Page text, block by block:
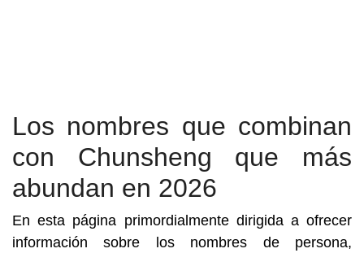
Los nombres que combinan
con Chunsheng que más
abundan en 2026
En esta página primordialmente dirigida a ofrecer
información sobre los nombres de persona,